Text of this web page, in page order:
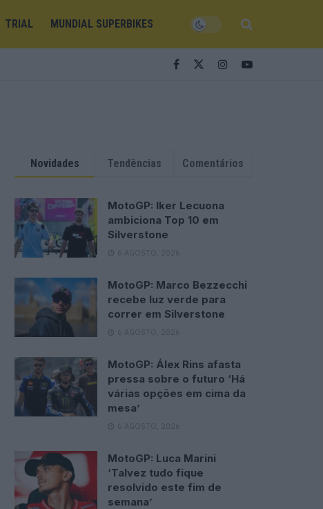
TRIAL MUNDIAL SUPERBIKES
Novidades Tendências Comentários
MotoGP: Iker Lecuona
ambiciona Top 10 em
Silverstone
6 AGOSTO, 2026
MotoGP: Marco Bezzecchi
recebe luz verde para
correr em Silverstone
6 AGOSTO, 2026
MotoGP: Álex Rins afasta
pressa sobre o futuro ‘Há
várias opções em cima da
mesa’
6 AGOSTO, 2026
MotoGP: Luca Marini
‘Talvez tudo fique
resolvido este fim de
semana’